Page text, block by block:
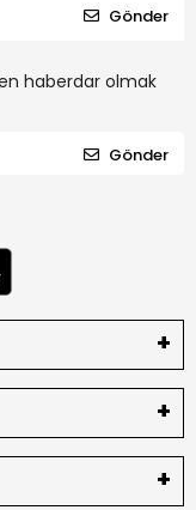
Gönder
haberdar olmak
Gönder